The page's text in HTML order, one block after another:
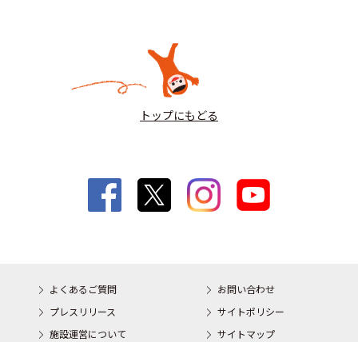
トップにもどる
よくあるご質問
お問い合わせ
プレスリリース
サイトポリシー
施設運営について
サイトマップ